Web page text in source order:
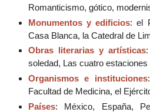
Romanticismo, gótico,
Monumentos y edificios: el
Casa Blanca, la Catedral de
Obras literarias y artísticas:
soledad, Las cuatro estaciones
Organismos e instituciones
Facultad de Medicina, el
Países: México, España,